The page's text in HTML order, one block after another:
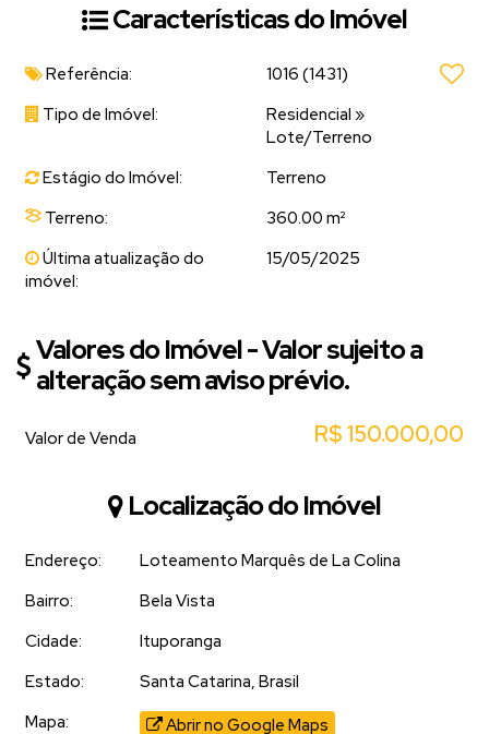
Características do Imóvel
Referência: 1016 (1431)
Tipo de Imóvel:
Residencial »
Lote/Terreno
Estágio do Imóvel:
Terreno
Terreno:
360.00 m²
Última atualização do
imóvel:
15/05/2025
Valores do Imóvel - Valor sujeito a
alteração sem aviso prévio.
R$150.000,00
Valor de Venda
Localização do Imóvel
Endereço:
Loteamento Marquês de La Colina
Bairro:
Bela Vista
Cidade:
Ituporanga
Estado:
Santa Catarina, Brasil
Mapa:
Abrir no Google Maps